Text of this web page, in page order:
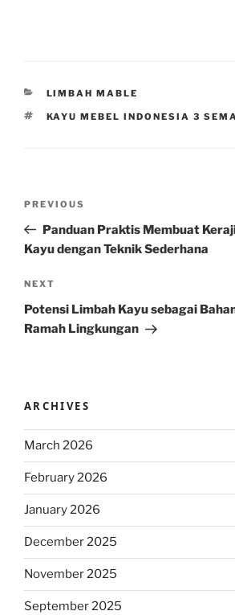
CATEGORIES
LIMBAH MABLE
TAGS
KAYU MEBEL INDONESIA 3
Previous
Post
PREVIOUS
Panduan Praktis Membuat
Kayu dengan Teknik Sederhana
Next
Post
NEXT
Potensi Limbah Kayu sebagai
Ramah Lingkungan
ARCHIVES
March 2026
February 2026
January 2026
December 2025
November 2025
September 2025